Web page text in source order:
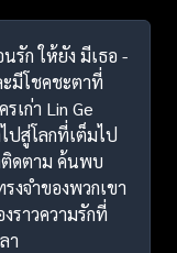
รัก ให้ยัง มีเธอ -
มีโชคชะตาที่
เก่า Lin Ge
ปสู่โลกที่เต็มไป
ติดตาม ค้นพบ
งจำของพวกเขา
ราวความรักที่
า